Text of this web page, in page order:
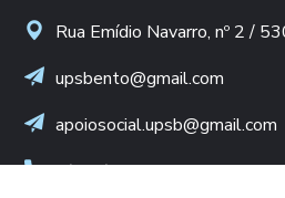
Rua Emídio Navarro, nº 2 /
upsbento@gmail.com
apoiosocial.upsb@gmail.com
+(351) 960 436 409